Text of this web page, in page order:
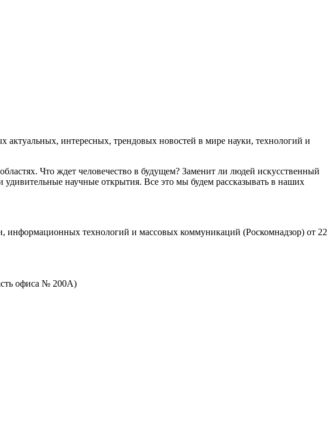
интересных, трендовых новостей в мире науки, технологий и
Что ждет человечество в будущем? Заменит ли людей искусственный
научные открытия. Все это мы будем рассказывать в наших
технологий и массовых коммуникаций (Роскомнадзор) от 22
офиса № 200А)